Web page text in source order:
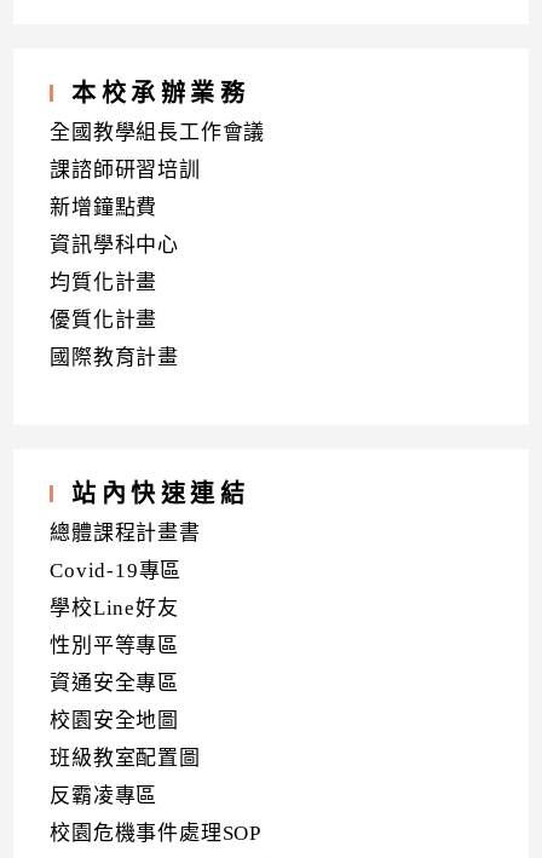
本校承辦業務
全國教學組長工作會議
課諮師研習培訓
新增鐘點費
資訊學科中心
均質化計畫
優質化計畫
國際教育計畫
站內快速連結
總體課程計畫書
Covid-19專區
學校Line好友
性別平等專區
資通安全專區
校園安全地圖
班級教室配置圖
反霸凌專區
校園危機事件處理SOP